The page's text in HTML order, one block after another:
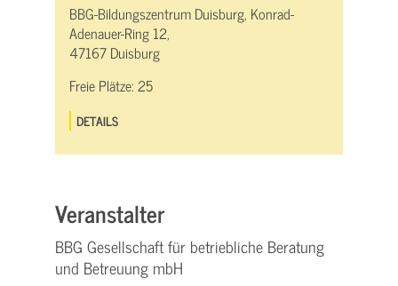
BBG-Bildungszentrum Duisburg, Konrad-
Adenauer-Ring 12,
47167 Duisburg
Freie Plätze:25
DETAILS
Veranstalter
BBG Gesellschaft für betriebliche Beratung
und Betreuung mbH